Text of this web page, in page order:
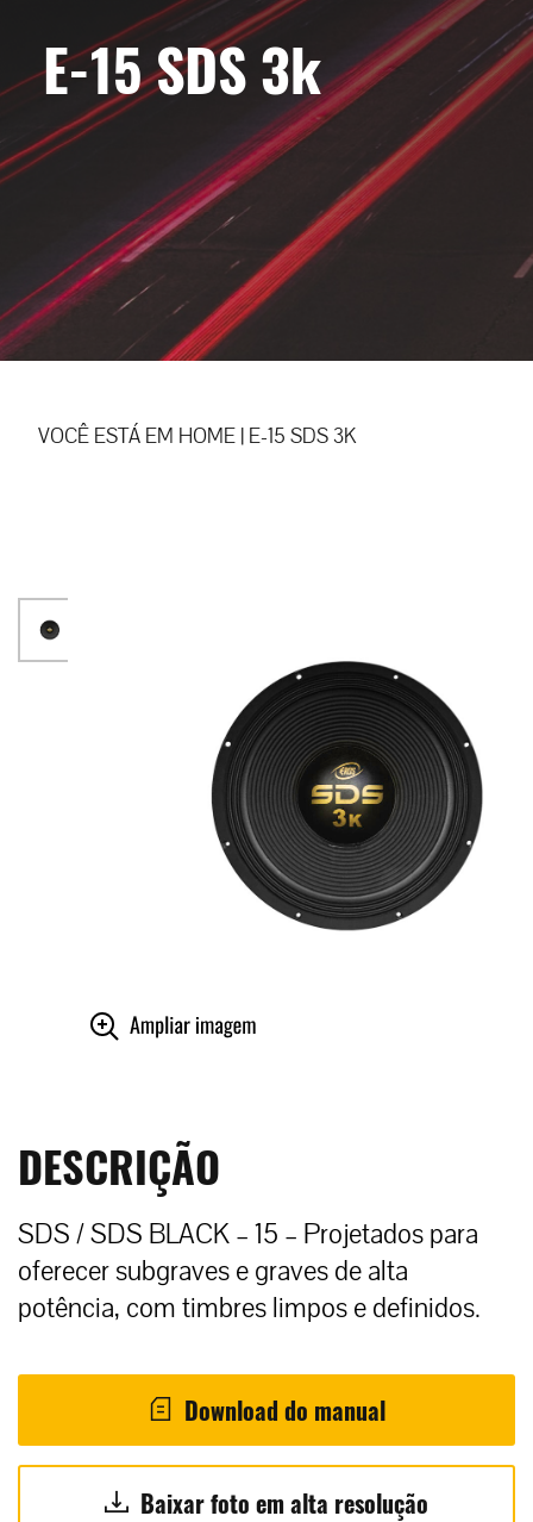
E-15 SDS 3k
VOCÊ ESTÁ EM HOME | E-15 SDS 3K
DESCRIÇÃO
SDS / SDS BLACK – 15 – Projetados para
oferecer subgraves e graves de alta
potência, com timbres limpos e definidos.
Download do manual
Baixar foto em alta resolução